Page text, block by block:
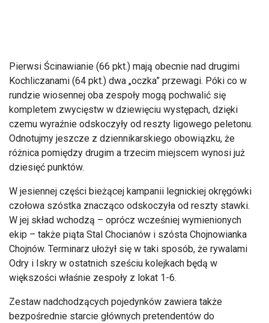
Pierwsi Ścinawianie (66 pkt.) mają obecnie nad drugimi
Kochliczanami (64 pkt.) dwa „oczka” przewagi. Póki co w
rundzie wiosennej oba zespoły mogą pochwalić się
kompletem zwycięstw w dziewięciu występach, dzięki
czemu wyraźnie odskoczyły od reszty ligowego peletonu.
Odnotujmy jeszcze z dziennikarskiego obowiązku, że
różnica pomiędzy drugim a trzecim miejscem wynosi już
dziesięć punktów.
W jesiennej części bieżącej kampanii legnickiej okręgówki
czołowa szóstka znacząco odskoczyła od reszty stawki.
W jej skład wchodzą – oprócz wcześniej wymienionych
ekip – także piąta Stal Chocianów i szósta Chojnowianka
Chojnów. Terminarz ułożył się w taki sposób, że rywalami
Odry i Iskry w ostatnich sześciu kolejkach będą w
większości właśnie zespoły z lokat 1-6.
Zestaw nadchodzących pojedynków zawiera także
bezpośrednie starcie głównych pretendentów do